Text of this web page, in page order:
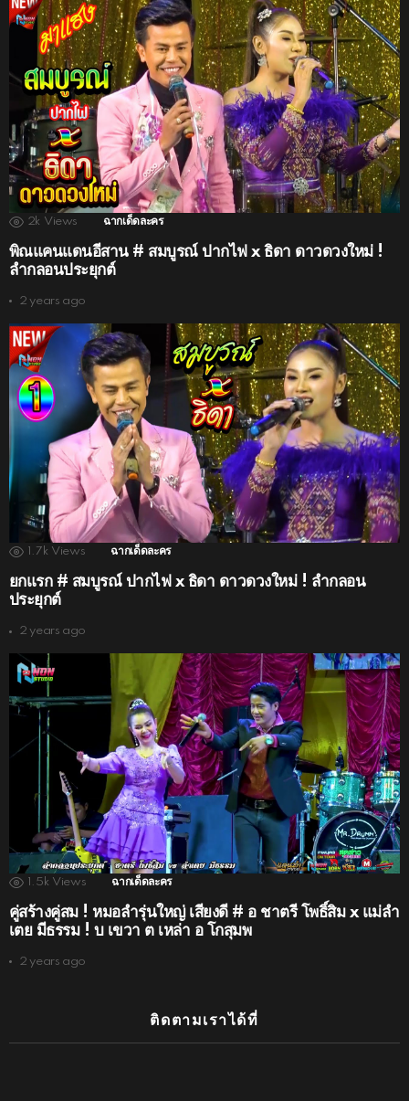
2k Views ฉากเด็ดละคร
พิณแคนแดนอีสาน # สมบูรณ์ ปากไฟ x ธิดา ดาวดวงใหม่ !
ลำกลอนประยุกต์
2 years ago
1.7k Views ฉากเด็ดละคร
ยกแรก # สมบูรณ์ ปากไฟ x ธิดา ดาวดวงใหม่ ! ลำกลอน
ประยุกต์
2 years ago
1.5k Views ฉากเด็ดละคร
คู่สร้างคู่สม ! หมอลำรุ่นใหญ่ เสียงดี # อ ชาตรี โพธิ์สิม x แม่ลำ
เตย มีธรรม ! บ เขวา ต เหล่า อ โกสุมพ
2 years ago
ติดตามเราได้ที่